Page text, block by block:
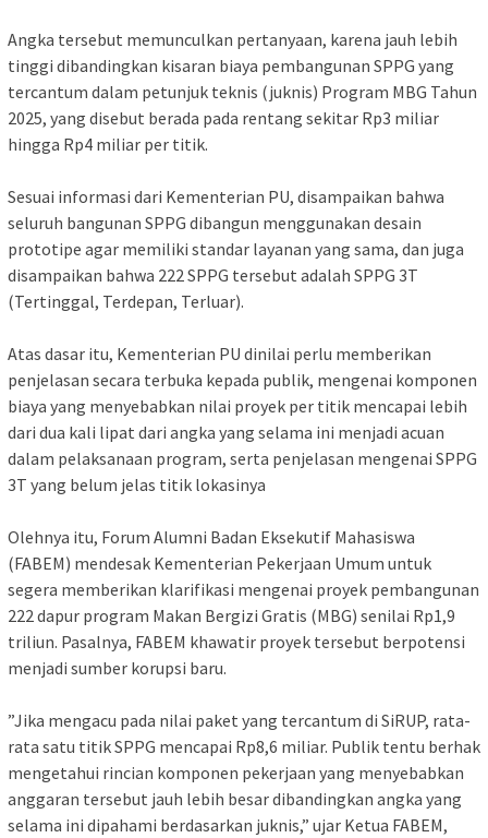
‎Angka tersebut memunculkan pertanyaan, karena jauh lebih
tinggi dibandingkan kisaran biaya pembangunan SPPG yang
tercantum dalam petunjuk teknis (juknis) Program MBG Tahun
2025, yang disebut berada pada rentang sekitar Rp3 miliar
hingga Rp4 miliar per titik.
‎Sesuai informasi dari Kementerian PU, disampaikan bahwa
seluruh bangunan SPPG dibangun menggunakan desain
prototipe agar memiliki standar layanan yang sama, dan juga
disampaikan bahwa 222 SPPG tersebut adalah SPPG 3T
(Tertinggal, Terdepan, Terluar).
‎Atas dasar itu, Kementerian PU dinilai perlu memberikan
penjelasan secara terbuka kepada publik, mengenai komponen
biaya yang menyebabkan nilai proyek per titik mencapai lebih
dari dua kali lipat dari angka yang selama ini menjadi acuan
dalam pelaksanaan program, serta penjelasan mengenai SPPG
3T yang belum jelas titik lokasinya
‎Olehnya itu, Forum Alumni Badan Eksekutif Mahasiswa
(FABEM) mendesak Kementerian Pekerjaan Umum untuk
segera memberikan klarifikasi mengenai proyek pembangunan
222 dapur program Makan Bergizi Gratis (MBG) senilai Rp1,9
triliun. Pasalnya, FABEM khawatir proyek tersebut berpotensi
menjadi sumber korupsi baru.
‎”Jika mengacu pada nilai paket yang tercantum di SiRUP, rata-
rata satu titik SPPG mencapai Rp8,6 miliar. Publik tentu berhak
mengetahui rincian komponen pekerjaan yang menyebabkan
anggaran tersebut jauh lebih besar dibandingkan angka yang
selama ini dipahami berdasarkan juknis,” ujar Ketua FABEM,